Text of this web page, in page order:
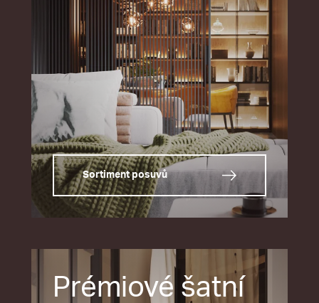
Sortiment posuvů
Prémiové šatní